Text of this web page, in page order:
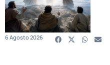
6 Agosto 2026